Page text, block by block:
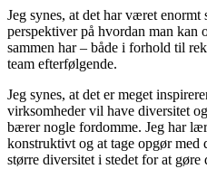
Jeg synes, at det har været enormt
perspektiver på hvordan man kan
sammen har – både i forhold til
team efterfølgende.
Jeg synes, at det er meget
virksomheder vil have diversitet
bærer nogle fordomme. Jeg har
konstruktivt og at tage opgør
større diversitet i stedet for at